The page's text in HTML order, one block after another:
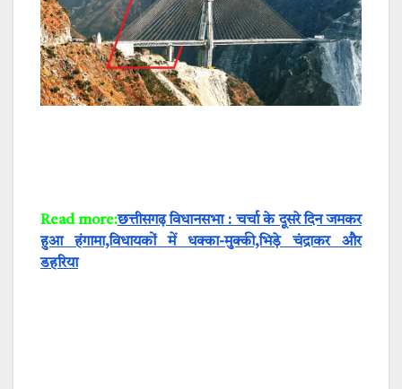
Read more:छत्तीसगढ़ विधानसभा : चर्चा के दूसरे दिन जमकर
हुआ हंगामा,विधायकों में धक्का-मुक्की,भिड़े चंद्राकर और
डहरिया